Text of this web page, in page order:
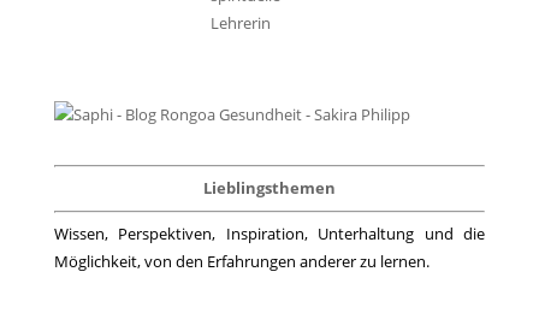
Lieblingsthemen
Wissen, Perspektiven, Inspiration, Unterhaltung und die
Möglichkeit, von den Erfahrungen anderer zu lernen.